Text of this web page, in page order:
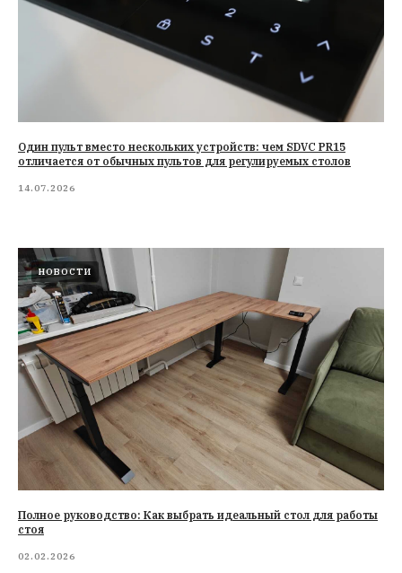
Один пульт вместо нескольких устройств: чем SDVC PR15
отличается от обычных пультов для регулируемых столов
14.07.2026
НОВОСТИ
Полное руководство: Как выбрать идеальный стол для работы
стоя
02.02.2026